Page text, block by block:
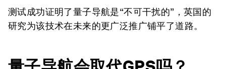
测试成功证明了量子导航是“不可干扰的”，英国的
研究为该技术在未来的更广泛推广铺平了道路。